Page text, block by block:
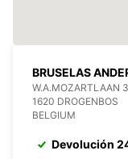
BRUSELAS
W.A.MOZARTLAAN 3
1620 DROGENBOS
BELGIUM
Devolución